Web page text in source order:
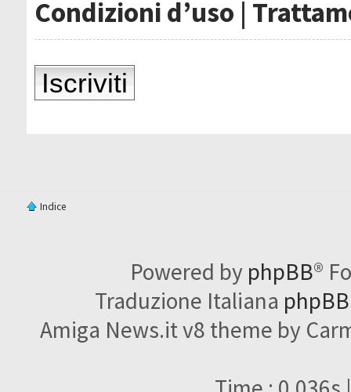
Condizioni d’uso |
Iscriviti
Indice
Powered by phpBB®
Traduzione Italiana
Amiga News.it v8 theme by